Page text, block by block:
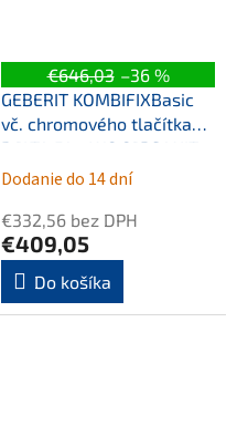
€646,03 –36 %
GEBERIT KOMBIFIXBasic
vč. chromového tlačítka
DELTA 51 + WC CERSANIT
CLEANON PARVA +
PA1
Dodanie do 14 dní
€332,56 bez DPH
€409,05
Do košíka